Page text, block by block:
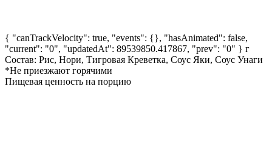
{ "canTrackVelocity": true, "events": {}, "hasAnimated": false,
"current": "0", "updatedAt": 89539850.417867, "prev": "0" } г
Состав: Рис, Нори, Тигровая Креветка, Соус Яки, Соус Унаги
*Не приезжают горячими
Пищевая ценность на порцию